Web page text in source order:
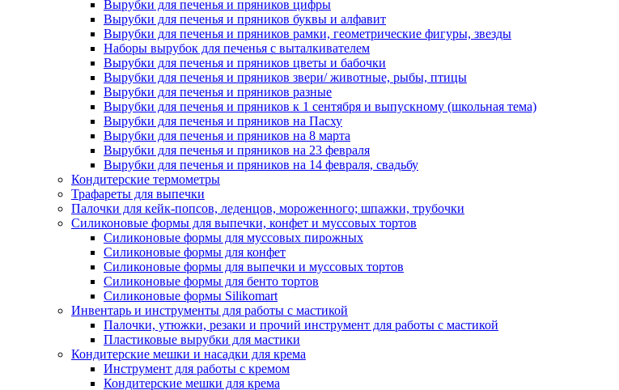
Вырубки для печенья и пряников цифры
Вырубки для печенья и пряников буквы и алфавит
Вырубки для печенья и пряников рамки, геометрические фигуры, звезды
Наборы вырубок для печенья с выталкивателем
Вырубки для печенья и пряников цветы и бабочки
Вырубки для печенья и пряников звери/ животные, рыбы, птицы
Вырубки для печенья и пряников разные
Вырубки для печенья и пряников к 1 сентября и выпускному (школьная тема)
Вырубки для печенья и пряников на Пасху
Вырубки для печенья и пряников на 8 марта
Вырубки для печенья и пряников на 23 февраля
Вырубки для печенья и пряников на 14 февраля, свадьбу
Кондитерские термометры
Трафареты для выпечки
Палочки для кейк-попсов, леденцов, мороженного; шпажки, трубочки
Силиконовые формы для выпечки, конфет и муссовых тортов
Силиконовые формы для муссовых пирожных
Силиконовые формы для конфет
Силиконовые формы для выпечки и муссовых тортов
Силиконовые формы для бенто тортов
Силиконовые формы Silikomart
Инвентарь и инструменты для работы с мастикой
Палочки, утюжки, резаки и прочий инструмент для работы с мастикой
Пластиковые вырубки для мастики
Кондитерские мешки и насадки для крема
Инструмент для работы с кремом
Кондитерские мешки для крема